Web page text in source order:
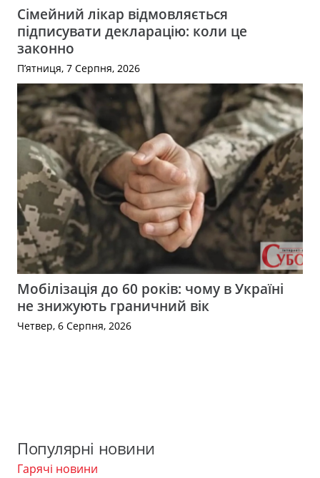
Сімейний лікар відмовляється
підписувати декларацію: коли це
законно
П’ятниця, 7 Серпня, 2026
Мобілізація до 60 років: чому в Україні
не знижують граничний вік
Четвер, 6 Серпня, 2026
Популярні новини
Гарячі новини